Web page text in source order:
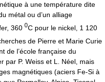
à une température dite
métal ou d’un alliage
360 0C pour le nickel, 1 120
de Pierre et Marie Curie
de l’école française du
par P. Weiss et L. Néel, mais
magnétiques (aciers Fe-Si à